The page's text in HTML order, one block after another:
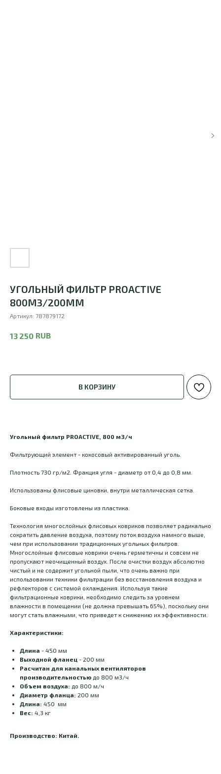
УГОЛЬНЫЙ ФИЛЬТР PROACTIVE
800М3/200ММ
Артикул: 787879172
13 250 RUB
В КОРЗИНУ
Угольный фильтр PROACTIVE, 800 м3/ч
Фильтрующий элемент - кокосовый активированный уголь.
Плотность 730 гр/м2. Фракция угля - диаметр от 0,4 до 0,8 мм.
Использованы флисовые циновки, внутри металлическая сетка.
Боковые входы изготовлены из пластика.
Технология многослойных флисовых ковриков позволяет радикально
сократить давление воздуха, поэтому поток воздуха намного выше,
чем при использовании традиционных угольных фильтров.
Многослойные флисовые коврики очень герметичны и совсем не
пропускают неочищенный воздух. После очистки воздух абсолютно
чистый и не содержит угольной пыли, что очень важно при
использовании техники фильтрации без восстановления воздуха и
рефлекторов с системой охлаждения. Используя такие
фильтрационные коврики, необходимо следить за уровнем
влажности в помещении (не должна превышать 65%), поскольку они
могут стать влажными, что приведет к снижению их эффективности.
Характеристики:
Длина - 450 мм
Выходной фланец - 200 мм
Расчитан для канальных вентиляторов
производительностью до 800 м3/ч
Объем воздуха: до 800 м/ч
Диаметр фланца: 200 мм
Длина: 450 мм
Вес: 4,3 кг
Производство: Китай.